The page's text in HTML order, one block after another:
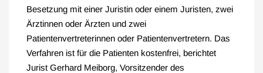
Besetzung mit einer Juristin oder einem Juristen, zwei
Ärztinnen oder Ärzten und zwei
Patientenvertreterinnen oder Patientenvertretern. Das
Verfahren ist für die Patienten kostenfrei, berichtet
Jurist Gerhard Meiborg, Vorsitzender des